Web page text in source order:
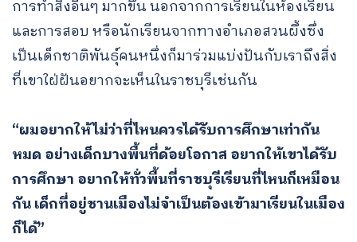
การทำสิ่งอื่นๆ มากขึ้น นอกจากการเรียนในห้องเรียน
และการสอบ หรือนักเรียนจากทางอำเภอสวนผึ้งซึ่ง
เป็นเด็กชาติพันธุ์คนหนึ่งก็มาร่วมแบ่งปันกับเราถึงสิ่ง
ที่เขาใฝ่ฝันอยากจะเห็นในราชบุรีเช่นกัน
“ผมอยากให้ไม่ว่าที่ไหนควรได้รับการศึกษาเท่ากัน
หมด อย่างเด็กบางพื้นที่ด้อยโอกาส อยากให้เขาได้รับ
การศึกษา อยากให้ทั่วพื้นที่ราชบุรีเรียนที่ไหนก็เหมือน
กัน เด็กที่อยู่ชานเมืองไม่จำเป็นต้องเข้ามาเรียนในเมือง
ก็ได้”